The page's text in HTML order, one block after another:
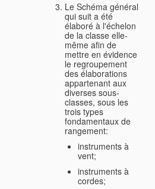
Le Schéma général
qui suit a été
élaboré à l'échelon
de la classe elle-
même afin de
mettre en évidence
le regroupement
des élaborations
appartenant aux
diverses sous-
classes, sous les
trois types
fondamentaux de
rangement:
instruments à
vent;
instruments à
cordes;